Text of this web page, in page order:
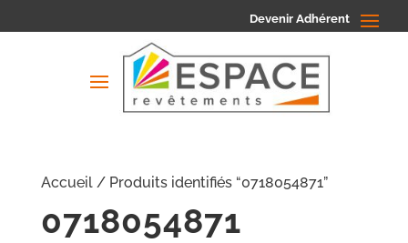
Devenir Adhérent
Accueil/ Produits identifiés “0718054871”
0718054871